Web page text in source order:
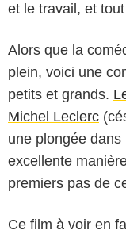
et le travail, et
Alors que la
plein, voici une
petits et grands.
Michel Leclerc
une plongée
excellente
premiers pas de
Ce film à voir en